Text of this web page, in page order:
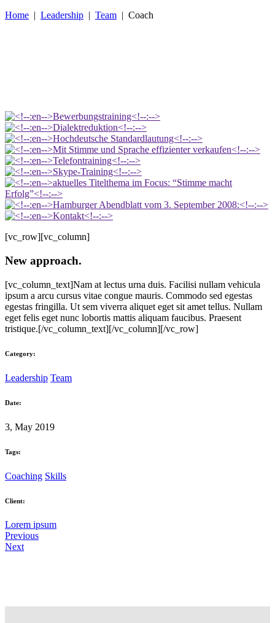
Home | Leadership | Team | Coach
[vc_row][vc_column]
New approach.
[vc_column_text]Nam at lectus urna duis. Facilisi nullam vehicula
ipsum a arcu cursus vitae congue mauris. Commodo sed egestas
egestas fringilla. Ut sem viverra aliquet eget sit amet tellus. Nullam
eget felis eget nunc lobortis mattis aliquam faucibus. Praesent
tristique.[/vc_column_text][/vc_column][/vc_row]
Category:
Leadership Team
Date:
3, May 2019
Tags:
Coaching Skills
Client:
Lorem ipsum
Previous
Next